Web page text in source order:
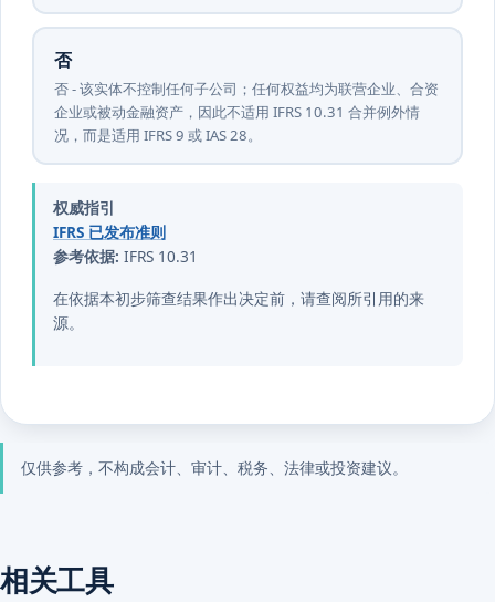
否
否 - 该实体不控制任何子公司；任何权益均为联营企业、合资
企业或被动金融资产，因此不适用 IFRS 10.31 合并例外情
况，而是适用 IFRS 9 或 IAS 28。
权威指引
IFRS 已发布准则
参考依据: IFRS 10.31
在依据本初步筛查结果作出决定前，请查阅所引用的来
源。
仅供参考，不构成会计、审计、税务、法律或投资建议。
相关工具